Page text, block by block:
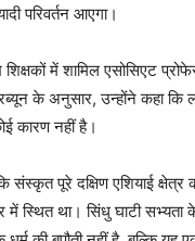
परिवर्तन आएगा।
में शामिल एसोसिएट
के अनुसार, उन्होंने कहा
कारण नहीं है।
संस्कृत पूरे दक्षिण एशियाई क्षेत्र
में स्थित था। सिंधु घाटी सभ्यता